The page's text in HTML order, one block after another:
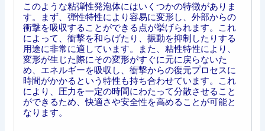
このような粘弾性発泡体にはいくつかの特徴がありま
す。まず、弾性特性により容易に変形し、外部からの
衝撃を吸収することができる点が挙げられます。これ
によって、衝撃を和らげたり、振動を抑制したりする
用途に非常に適しています。また、粘性特性により、
変形が生じた際にその変形がすぐに元に戻らないた
め、エネルギーを吸収し、衝撃からの復元プロセスに
時間がかかるという特性も持ち合わせています。これ
により、圧力を一定の時間にわたって分散させること
ができるため、快適さや安全性を高めることが可能と
なります。